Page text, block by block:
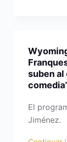
suben al
comedia’
El
Jiménez.